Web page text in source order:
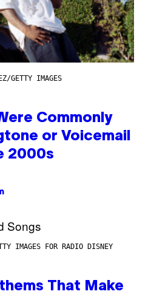
GETTY IMAGES
Commonly
or Voicemail
2000s
IMAGES FOR RADIO DISNEY
That Make